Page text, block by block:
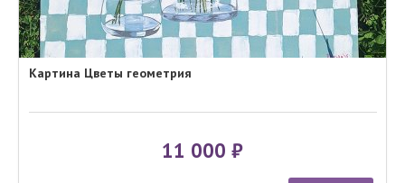
Картина Цветы геометрия
11 000